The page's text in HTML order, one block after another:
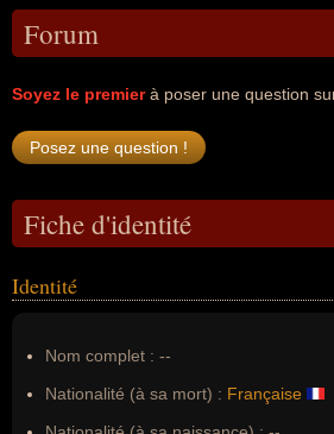
Forum
Soyez le premierà poser une question
Fiche d'identité
Identité
Nom complet : --
Nationalité (à sa mort) : Française